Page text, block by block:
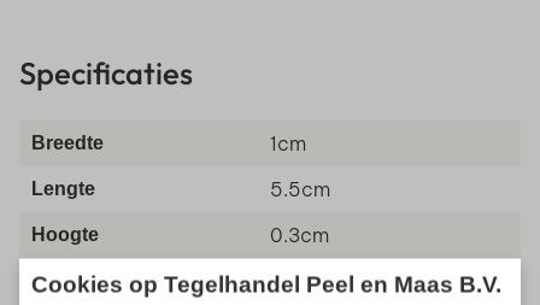
Specificaties
Breedte 1cm
Lengte 5.5cm
Hoogte 0.3cm
Gewicht 2kg
Cookies op Tegelhandel Peel en Maas B.V.